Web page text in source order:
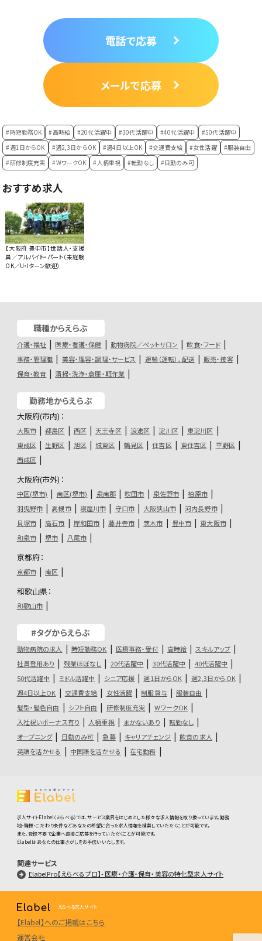
電話で応募
メールで応募
#時短勤務OK #高時給 #20代活躍中 #30代活躍中 #40代活躍中
#50代活躍中
#週1日からOK
#週2,3日からOK #週4日以上OK #交通費支給 #女性活躍
#服装自由
#研修制度充実
#WワークOK #人柄重視 #転勤なし #日勤のみ可
おすすめ求人
【大阪府 豊中市】世話人・支援
員／アルバイト・パート（未経験
OK／U・Iターン歓迎）
職種からえらぶ
介護・福祉 医療・看護・保健 動物病院／ペットサロン
飲食・フード
事務・管理職
美容・理容・調理・サービス 運輸（運転）、配送
販売・接客
保育・教育
清掃・洗浄・倉庫・軽作業
勤務地からえらぶ
大阪府(市内)：
大阪市 都島区 西区 天王寺区 浪速区 淀川区
東淀川区
東成区
生野区 旭区 城東区 鶴見区 住吉区 東住吉区
平野区
西成区
大阪府(市外)：
中区(堺市) 南区(堺市) 泉南郡 吹田市 泉佐野市
柏原市
羽曳野市
高槻市 寝屋川市 守口市 大阪狭山市
河内長野市
貝塚市
高石市 岸和田市 藤井寺市 茨木市 豊中市
東大阪市
和泉市
堺市 八尾市
京都府：
京都市 南区
和歌山県：
和歌山市
#タグからえらぶ
動物病院の求人 時短勤務OK 医療事務・受付 高時給
スキルアップ
社員登用あり
残業ほぼなし 20代活躍中 30代活躍中
40代活躍中
50代活躍中
ミドル活躍中 シニア応援 週1日からOK
週2,3日からOK
週4日以上OK
交通費支給 女性活躍 制服貸与
服装自由
髪型・髪色自由
シフト自由 研修制度充実
WワークOK
入社祝いボーナス有り
人柄重視 まかないあり
転勤なし
オープニング
日勤のみ可 急募 キャリアチェンジ
飲食の求人
英語を活かせる
中国語を活かせる 在宅勤務
求人サイトElabel（えらべる）では、サービス業界をはじめとした様々な求人情報を取り扱っています。勤務
地・職種・こだわり条件などあなたの希望に合った求人情報を検索していただくことが可能です。
また、登録不要で企業へ直接ご応募を行っていただくことが可能です。
Elabelはあなたの仕事さがしをお手伝いいたします。
関連サービス
ElabelPro【えらべるプロ】- 医療・介護・保育・美容の特化型求人サイト
えらべる求人サイト
【Elabel】へのご掲載はこちら
運営会社